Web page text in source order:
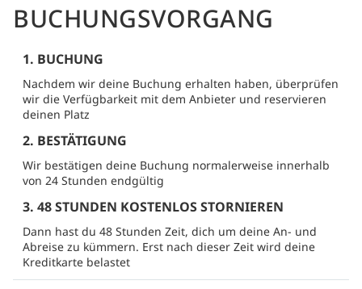
BUCHUNGSVORGANG
1. BUCHUNG
Nachdem wir deine Buchung erhalten haben, überprüfen
wir die Verfügbarkeit mit dem Anbieter und reservieren
deinen Platz
2. BESTÄTIGUNG
Wir bestätigen deine Buchung normalerweise innerhalb
von 24 Stunden endgültig
3. 48 STUNDEN KOSTENLOS STORNIEREN
Dann hast du 48 Stunden Zeit, dich um deine An- und
Abreise zu kümmern. Erst nach dieser Zeit wird deine
Kreditkarte belastet